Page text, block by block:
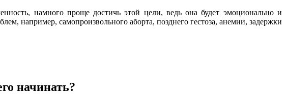
намного проще достичь этой цели, ведь она будет эмоционально и
например, самопроизвольного аборта, позднего гестоза, анемии, задержки
начинать?